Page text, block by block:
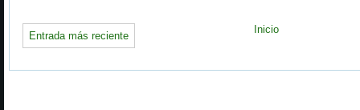
Entrada más reciente
Inicio